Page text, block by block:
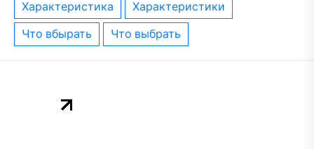
характеристика характеристики
что вбырать что выбрать